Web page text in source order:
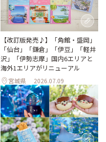
【改訂版発売♪】「角館・盛岡」
「仙台」「鎌倉」「伊豆」「軽井
沢」「伊勢志摩」国内6エリアと
海外1エリアがリニューアル
宮城県 2026.07.09